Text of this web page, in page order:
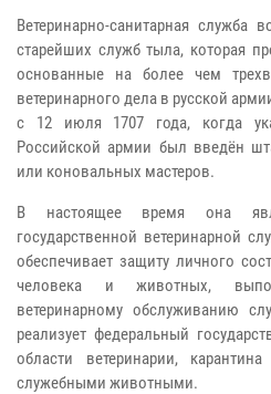
Ветеринарно-санитарная служба
старейших служб тыла, которая
основанные на более чем
ветеринарного дела в русской
с 12 июля 1707 года, когда
Российской армии был введён
или коновальных мастеров.
В настоящее время она
государственной ветеринарной
обеспечивает защиту личного
человека и животных,
ветеринарному обслуживанию
реализует федеральный
области ветеринарии,
служебными животными.